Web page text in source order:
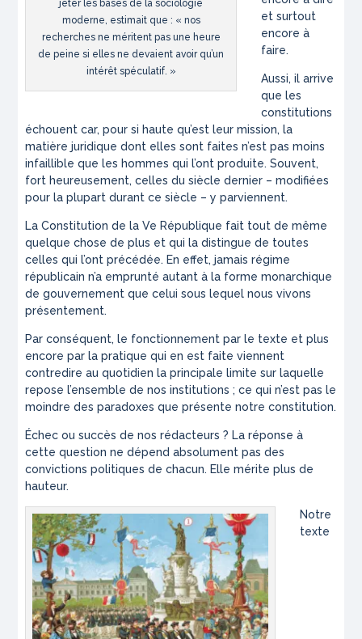
jeter les bases de la sociologie
moderne, estimait que : « nos
recherches ne méritent pas une heure
de peine si elles ne devaient avoir qu’un
intérêt spéculatif. »
et surtout
encore à
faire.
Aussi, il arrive
que les
constitutions
échouent car, pour si haute qu’est leur mission, la
matière juridique dont elles sont faites n’est pas moins
infaillible que les hommes qui l’ont produite. Souvent,
fort heureusement, celles du siècle dernier – modifiées
pour la plupart durant ce siècle – y parviennent.
La Constitution de la Ve République fait tout de même
quelque chose de plus et qui la distingue de toutes
celles qui l’ont précédée. En effet, jamais régime
républicain n’a emprunté autant à la forme monarchique
de gouvernement que celui sous lequel nous vivons
présentement.
Par conséquent, le fonctionnement par le texte et plus
encore par la pratique qui en est faite viennent
contredire au quotidien la principale limite sur laquelle
repose l’ensemble de nos institutions ; ce qui n’est pas le
moindre des paradoxes que présente notre constitution.
Échec ou succès de nos rédacteurs ? La réponse à
cette question ne dépend absolument pas des
convictions politiques de chacun. Elle mérite plus de
hauteur.
Notre
texte